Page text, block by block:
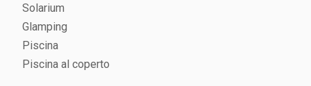
Solarium
Glamping
Piscina
Piscina al coperto